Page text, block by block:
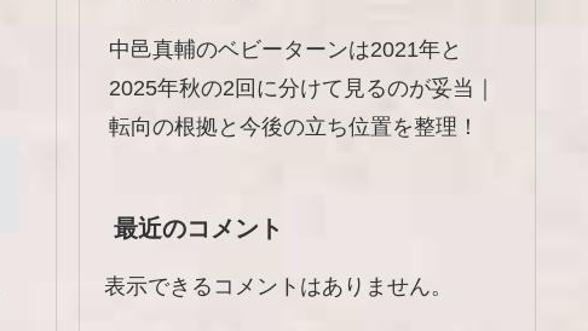
中邑真輔のベビーターンは2021年と
2025年秋の2回に分けて見るのが妥当｜
転向の根拠と今後の立ち位置を整理！
最近のコメント
表示できるコメントはありません。